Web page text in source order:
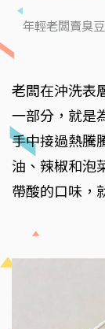
年輕老闆賣臭
老闆在沖洗表
一部分，就是
手中接過熱騰
油、辣椒和泡
帶酸的口味，